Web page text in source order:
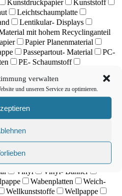
verwalten
und unseren Service zu optimieren.
Kunstdruckpapier
Kunststoff
Leichtschaumplatte
Lentikular- Displays
mit hohem Recyclinganteil
Papier Planenmaterial
Passepartout- Material
PC-
PE- Schaumstoff
PP- Materialien
PV-
PVC geschäumt
PVC- Platten
Sandstrahlfolien
Schaumstoff
Selbstklebefolie
Material
Stoffe
Teppichboden
Vinyl
Vinyl- Banner
Wabenplatten
Weich-
Wellkunststoffe
Wellpappe